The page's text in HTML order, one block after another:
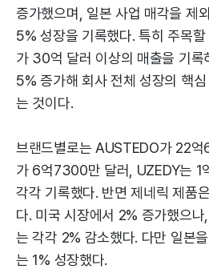
증가했으며, 일본 사업 매각을 제
5% 성장을 기록했다. 특히 주목
가 30억 달러 이상의 매출을 기
5% 증가해 회사 전체 성장의 핵
는 것이다.
브랜드별로는 AUSTEDO가 22
가 6억7300만 달러, UZEDY는 1
각각 기록했다. 반면 제네릭 제품
다. 미국 시장에서 2% 증가했으나
는 각각 2% 감소했다. 다만 일본
는 1% 성장했다.